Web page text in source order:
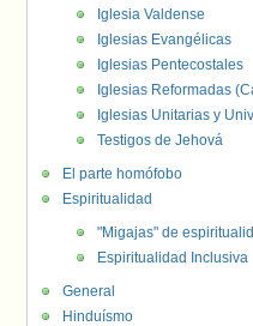
Iglesia Valdense
Iglesias Evangélicas
Iglesias Pentecostales
Iglesias Reformadas
Iglesias Unitarias y
Testigos de Jehová
El parte homófobo
Espiritualidad
"Migajas" de
Espiritualidad Inclusiva
General
Hinduísmo